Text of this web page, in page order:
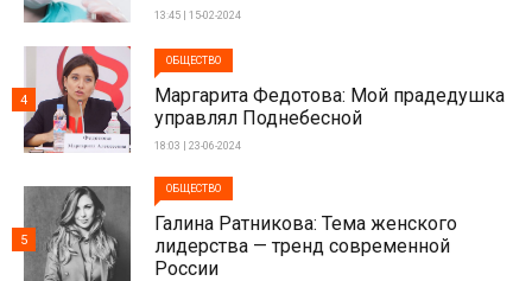
13:45 | 15-02-2024
ОБЩЕСТВО
Маргарита Федотова: Мой прадедушка
управлял Поднебесной
18:03 | 23-06-2024
4
ОБЩЕСТВО
Галина Ратникова: Тема женского
лидерства — тренд современной
России
5